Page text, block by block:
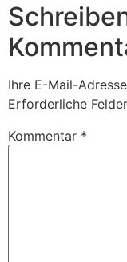
Ihre E-Mail-
Erforderliche
Kommentar *